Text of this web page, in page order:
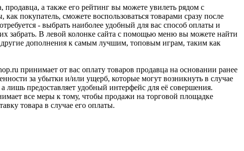
а также его рейтинг вы можете увилеть рядом с
покупатель, сможете воспользоваться товарами сразу после
- выбрать наиболее удобный для вас способ оплаты и
забрать. В левой колонке сайта с помощью меню вы можете найти
дополнения к самым лучшим, топовым играм, таким как
принимает от вас оплату товаров продавца на основании ранее
за убытки и/или ущерб, которые могут возникнуть в случае
лишь предоставляет удобный интерфейс для её совершения.
все меры к тому, чтобы продажи на торговой площадке
товара в случае его оплаты.